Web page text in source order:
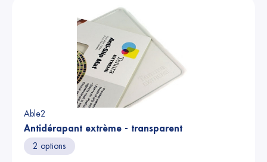
Able2
Antidérapant extrème - transparent
2 options